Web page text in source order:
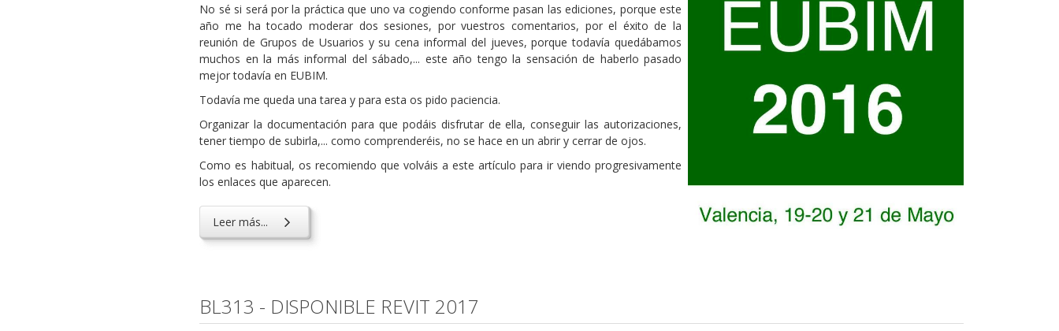
No sé si será por la práctica que uno va cogiendo conforme pasan las ediciones, porque este
año me ha tocado moderar dos sesiones, por vuestros comentarios, por el éxito de la
reunión de Grupos de Usuarios y su cena informal del jueves, porque todavía quedábamos
muchos en la más informal del sábado,... este año tengo la sensación de haberlo pasado
mejor todavía en EUBIM.
Todavía me queda una tarea y para esta os pido paciencia.
Organizar la documentación para que podáis disfrutar de ella, conseguir las autorizaciones,
tener tiempo de subirla,... como comprenderéis, no se hace en un abrir y cerrar de ojos.
Como es habitual, os recomiendo que volváis a este artículo para ir viendo progresivamente
los enlaces que aparecen.
Leer más...
BL313 - DISPONIBLE REVIT 2017